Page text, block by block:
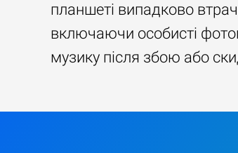
планшеті випадково
включаючи особисті
музику після збою або